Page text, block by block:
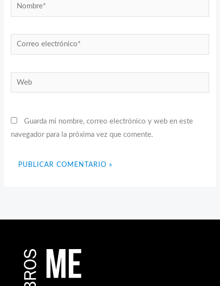
Nombre*
Correo
electrónico*
Web
Guarda mi nombre, correo electrónico y web en este
navegador para la próxima vez que comente.